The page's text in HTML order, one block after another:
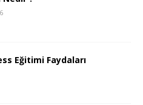
Eğitimi Faydaları